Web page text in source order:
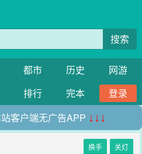
搜索
都市 历史
网游
排行 完本
登录
客户端无广告APP ↓↓↓
换手 关灯